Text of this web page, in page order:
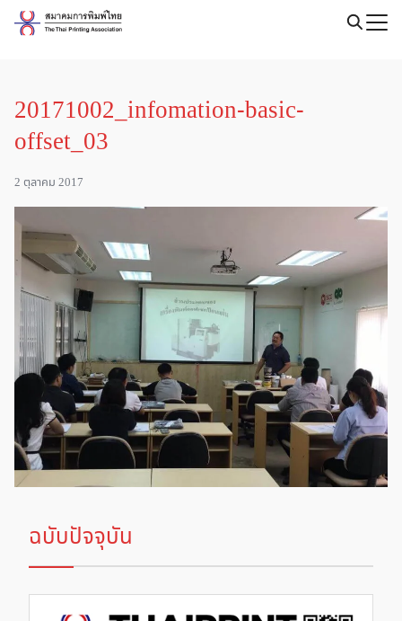
Skip
20171002_infomation-basic-
offset_03
2 ตุลาคม 2017
ฉบับปัจจุบัน